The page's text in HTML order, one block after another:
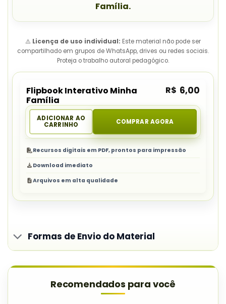
Família.
⚠️ Licença de uso individual: Este material não pode ser
compartilhado em grupos de WhatsApp, drives ou redes sociais.
Proteja o trabalho autoral pedagógico.
Flipbook Interativo Minha
Família
R$ 6,00
ADICIONAR AO
CARRINHO
COMPRAR AGORA
Recursos digitais em PDF, prontos para impressão
Download imediato
Arquivos em alta qualidade
Formas de Envio do Material
Recomendados para você